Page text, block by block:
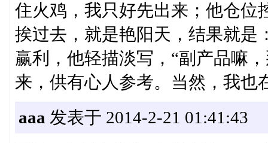
住火鸡，我只好先出来；他仓位
挨过去，就是艳阳天，结果就是
赢利，他轻描淡写，“副产品嘛
来，供有心人参考。当然，我也
aaa 发表于 2014-2-21 01:41:43